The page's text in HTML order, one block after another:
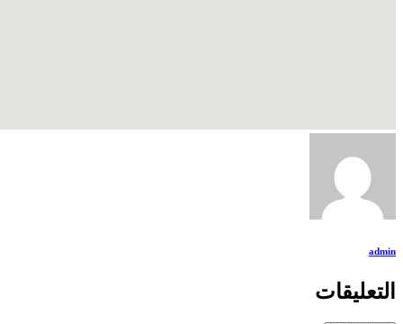
admin
التعليقات